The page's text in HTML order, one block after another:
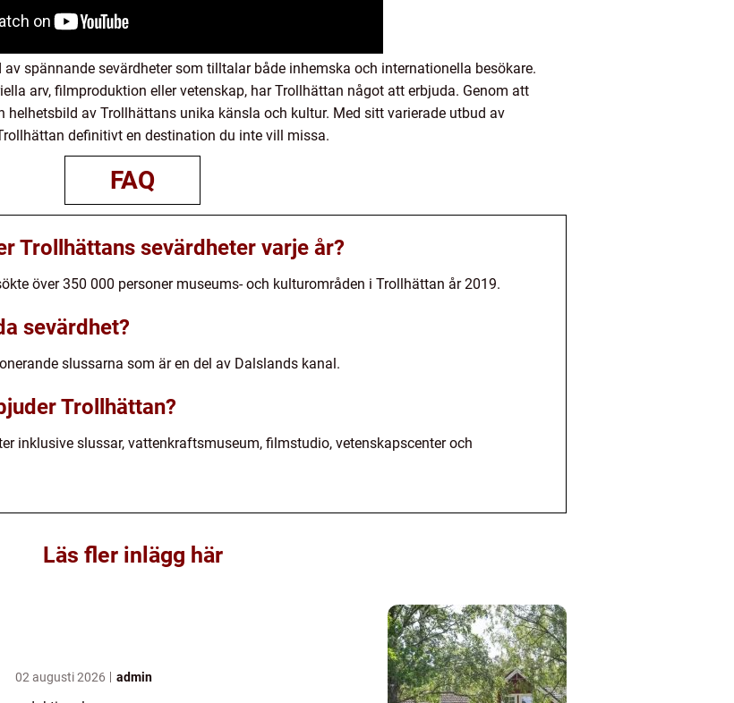
spännande sevärdheter som tilltalar både inhemska och internationella besökare.
arv, filmproduktion eller vetenskap, har Trollhättan något att erbjuda. Genom att
helhetsbild av Trollhättans unika känsla och kultur. Med sitt varierade utbud av
definitivt en destination du inte vill missa.
FAQ
Trollhättans sevärdheter varje år?
över 350 000 personer museums- och kulturområden i Trollhättan år 2019.
sevärdhet?
slussarna som är en del av Dalslands kanal.
Trollhättan?
inklusive slussar, vattenkraftsmuseum, filmstudio, vetenskapscenter och
Läs fler inlägg här
02 augusti 2026 admin